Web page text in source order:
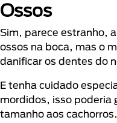
Ossos
Sim, parece estranho,
ossos na boca, mas o
danificar os dentes do
E tenha cuidado
mordidos, isso poderia
tamanho aos cachorros.